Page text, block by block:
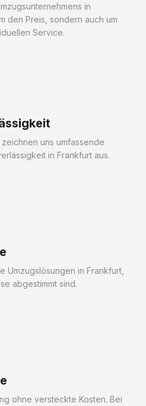
in
den Preis, sondern auch um
Service.
uns umfassende
in Frankfurt aus.
Umzugslösungen in Frankfurt,
abgestimmt sind.
ohne versteckte Kosten. Bei